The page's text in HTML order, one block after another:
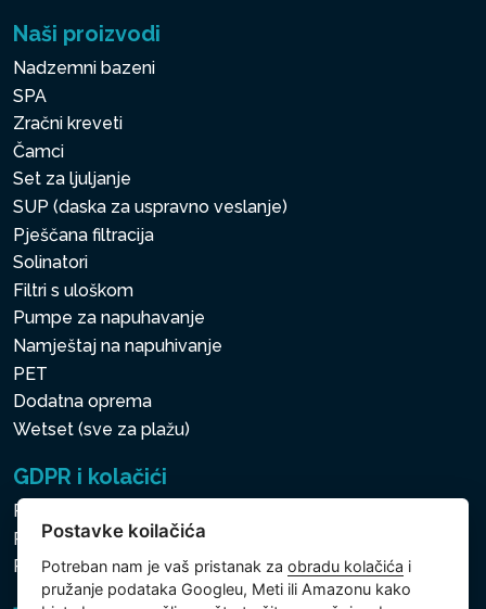
Naši proizvodi
Nadzemni bazeni
SPA
Zračni kreveti
Čamci
Set za ljuljanje
SUP (daska za uspravno veslanje)
Pješčana filtracija
Solinatori
Filtri s uloškom
Pumpe za napuhavanje
Namještaj na napuhivanje
PET
Dodatna oprema
Wetset (sve za plažu)
GDPR i kolačići
Pravila zaštite osobnih i drugih obrađivanih podataka
Politika kolačića
Postavke koilačića
Postavke koilačića
Potreban nam je vaš pristanak zaobradu kolačića i
pružanje podataka Googleu, Meti ili Amazonu kako